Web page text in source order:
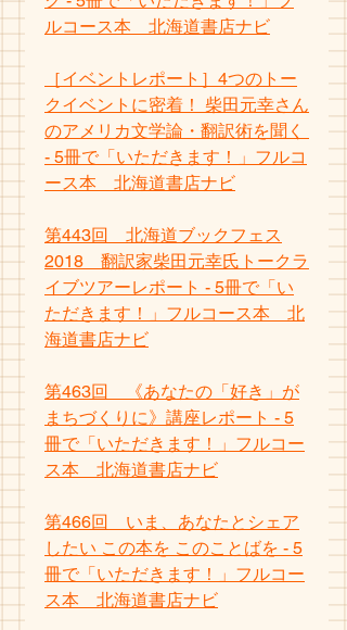
ルコース本　北海道書店ナビ
［イベントレポート］4つのトー
クイベントに密着！ 柴田元幸さん
のアメリカ文学論・翻訳術を聞く
- 5冊で「いただきます！」フルコ
ース本　北海道書店ナビ
第443回　北海道ブックフェス
2018　翻訳家柴田元幸氏トークラ
イブツアーレポート - 5冊で「い
ただきます！」フルコース本　北
海道書店ナビ
第463回　《あなたの「好き」が
まちづくりに》講座レポート - 5
冊で「いただきます！」フルコー
ス本　北海道書店ナビ
第466回　いま、あなたとシェア
したい この本を このことばを - 5
冊で「いただきます！」フルコー
ス本　北海道書店ナビ